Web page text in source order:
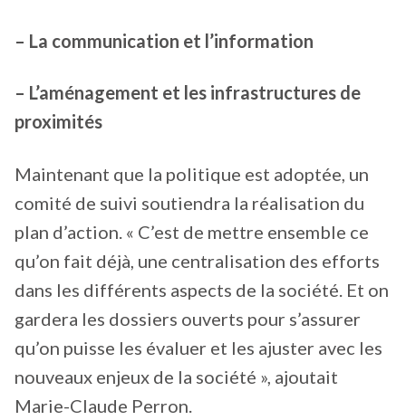
– La communication et l’information
– L’aménagement et les infrastructures de
proximités
Maintenant que la politique est adoptée, un
comité de suivi soutiendra la réalisation du
plan d’action. « C’est de mettre ensemble ce
qu’on fait déjà, une centralisation des efforts
dans les différents aspects de la société. Et on
gardera les dossiers ouverts pour s’assurer
qu’on puisse les évaluer et les ajuster avec les
nouveaux enjeux de la société », ajoutait
Marie-Claude Perron.